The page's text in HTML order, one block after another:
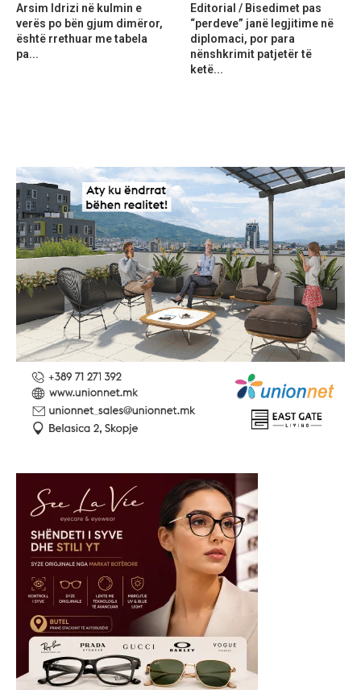
Arsim Idrizi në kulmin e
verës po bën gjum dimëror,
është rrethuar me tabela
pa...
Editorial / Bisedimet pas
“perdeve” janë legjitime në
diplomaci, por para
nënshkrimit patjetër të
ketë...